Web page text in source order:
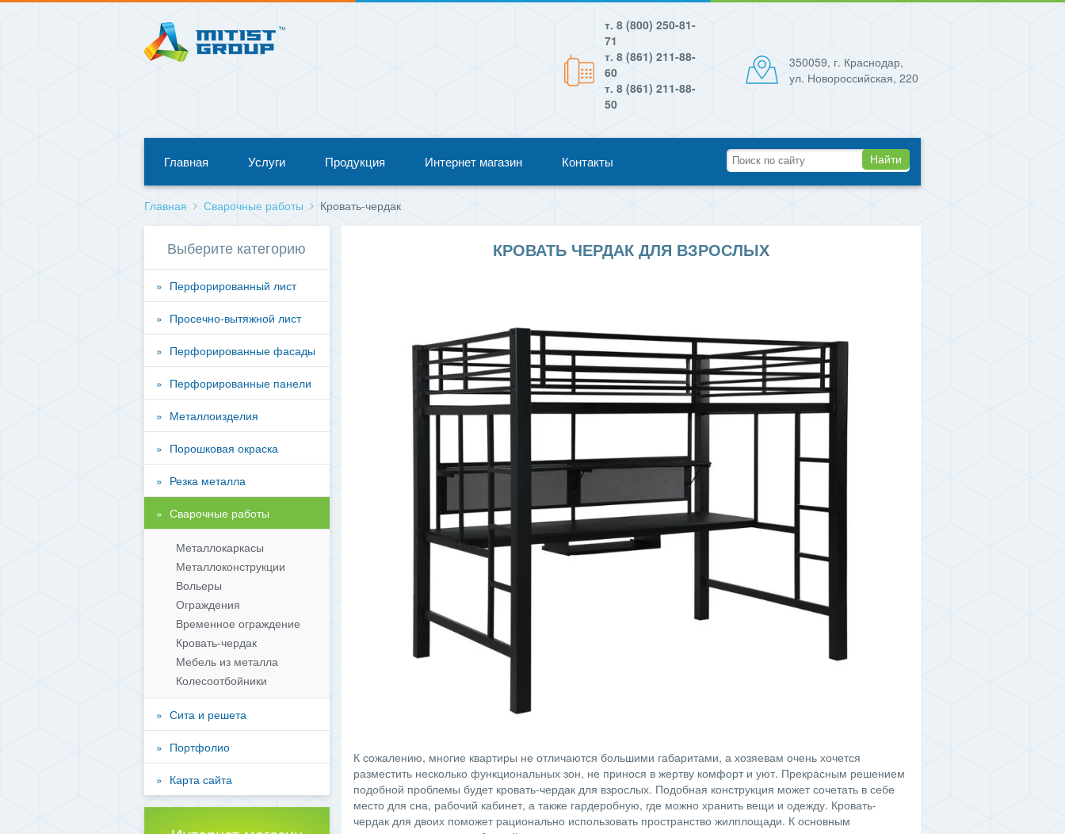
т. 8 (800) 250-81-
71
т. 8 (861) 211-88-
60
т. 8 (861) 211-88-
50
350059, г. Краснодар,
ул. Новороссийская, 220
Главная Услуги Продукция Интернет магазин Контакты Найти
Главная Сварочные работы Кровать-чердак
КРОВАТЬ ЧЕРДАК ДЛЯ ВЗРОСЛЫХ
К сожалению, многие квартиры не отличаются большими габаритами, а хозяевам очень хочется
разместить несколько функциональных зон, не принося в жертву комфорт и уют. Прекрасным решением
подобной проблемы будет кровать-чердак для взрослых. Подобная конструкция может сочетать в себе
место для сна, рабочий кабинет, а также гардеробную, где можно хранить вещи и одежду. Кровать-
чердак для двоих поможет рационально использовать пространство жилплощади. К основным
Выберите категорию
Перфорированный лист
Просечно-вытяжной лист
Перфорированные фасады
Перфорированные панели
Металлоизделия
Порошковая окраска
Резка металла
Сварочные работы
Металлокаркасы
Металлоконструкции
Вольеры
Ограждения
Временное ограждение
Кровать-чердак
Мебель из металла
Колесоотбойники
Сита и решета
Портфолио
Карта сайта